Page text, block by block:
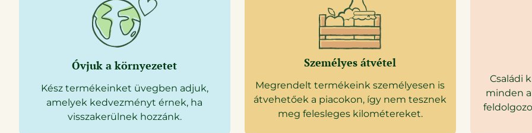
Óvjuk a környezetet
Kész termékeinket üvegben adjuk,
amelyek kedvezményt érnek, ha
visszakerülnek hozzánk.
Személyes átvétel
Megrendelt termékeink személyesen is
átvehetőek a piacokon, így nem tesznek
meg felesleges kilométereket.
Családi
minden